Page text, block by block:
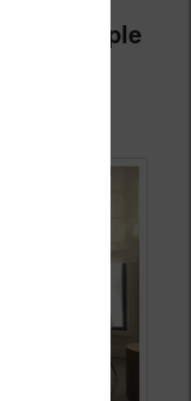
Apple
Pro